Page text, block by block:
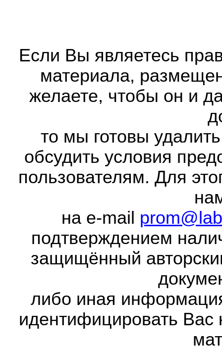
Если Вы являетесь
материала,
желаете, чтобы он и
то мы готовы
обсудить условия
пользователям. Для
на e-mail
подтверждением
защищённый
либо иная
идентифицировать Вас